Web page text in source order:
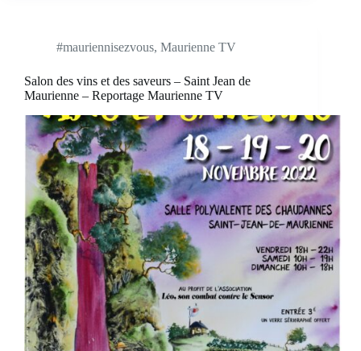
#mauriennisezvous, Maurienne TV
Salon des vins et des saveurs – Saint Jean de
Maurienne – Reportage Maurienne TV